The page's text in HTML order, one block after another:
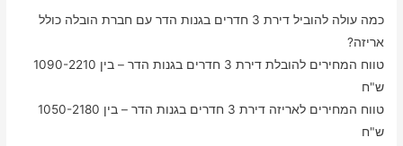
כמה עולה להוביל דירת 3 חדרים בגנות הדר עם חברת הובלה כולל
אריזה?
טווח המחירים להובלת דירת 3 חדרים בגנות הדר – בין 1090-2210
ש"ח
טווח המחירים לאריזה דירת 3 חדרים בגנות הדר – בין 1050-2180
ש"ח